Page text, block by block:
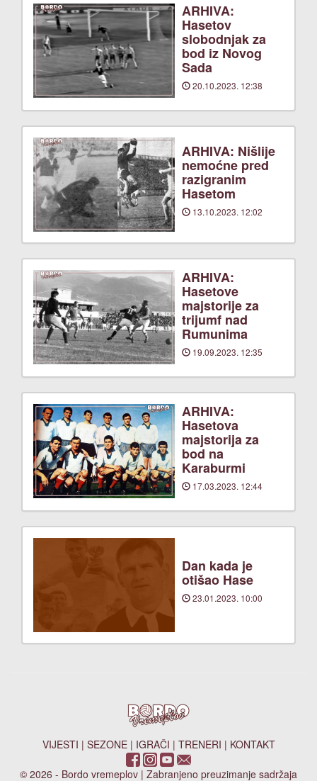
ARHIVA:
Hasetov
slobodnjak za
bod iz Novog
Sada
20.10.2023. 12:38
ARHIVA: Nišlije
nemoćne pred
razigranim
Hasetom
13.10.2023. 12:02
ARHIVA:
Hasetove
majstorije za
trijumf nad
Rumunima
19.09.2023. 12:35
ARHIVA:
Hasetova
majstorija za
bod na
Karaburmi
17.03.2023. 12:44
Dan kada je
otišao Hase
23.01.2023. 10:00
VIJESTI | SEZONE| IGRAČI | TRENERI | KONTAKT
© 2026 - Bordo vremeplov | Zabranjeno preuzimanje sadržaja